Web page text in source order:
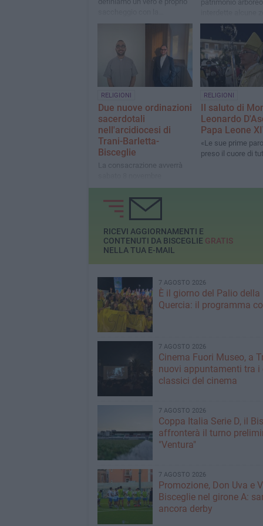
conseguente distruzione di
patrimonio
interventi di
RELIGIONI
Due nuove ordinazioni
sacerdotali
nell'arcidiocesi di
Trani-Barletta-
Bisceglie
La consacrazione avverrà
RELIGIONI
Il saluto di
Leonardo
Papa Leone
«Le sue prime
preso il cuore di
RICEVI AGGIORNAMENTI E
CONTENUTI DA BISCEGLIE GRATIS
NELLA TUA E-MAIL
7 AGOSTO 2026
È il giorno del Palio della
Quercia: il programma
7 AGOSTO 2026
Cinema Fuori Museo, a
nuovi appuntamenti tra i
classici del cinema
7 AGOSTO 2026
Coppa Italia Serie D, il
affronterà il turno
"Ventura"
7 AGOSTO 2026
Promozione, Don Uva e
Bisceglie nel girone A:
ancora derby